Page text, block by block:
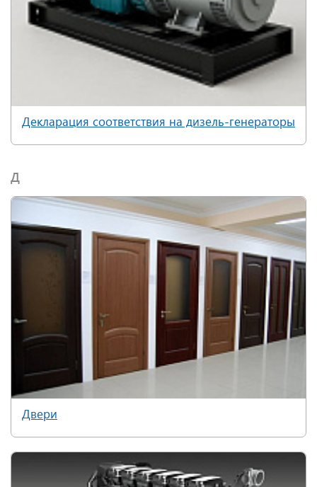
Декларация соответствия на дизель-генераторы
Д
Двери